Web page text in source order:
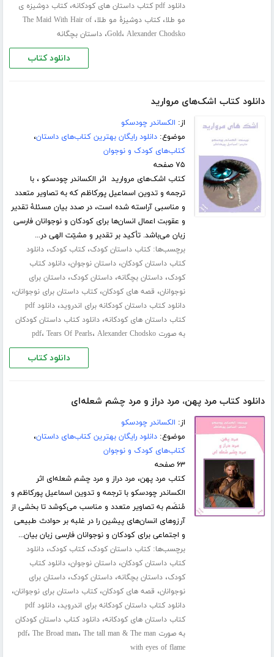
دانلود pdf کتاب داستان های کودکانه ،کتاب دوشیزه ی
مو طلا،کتاب دوشیزۀ مو طلا،The Maid With Hair of
Gold، Alexander Chodsko ،داستان بچگانه
دانلود کتاب
دانلود کتاب اشک‌های مروارید
از: الکساندر چودسکو
موضوع:دانلود رایگان بهترین کتاب‌های داستان،
کتاب‌های کودک و نوجوان
۷۵ صفحه
کتاب اشک‌های مروارید اثر الکساندر چودسکو ، با
ترجمه و تدوین اسماعیل پورکاظم که به تصاویر متعدد
و مناسبی آراسته شده است، در صدد بیان مسئلۀ تقدیر
و عقوبت اعمال انسان‌ها برای کودکان و نوجوانان فارسی
زبان می‌باشد. تأکید بر تقدیر و مشیّت الهی در...
برچسب‌ها:کتاب داستان کودک،کتاب کودک،دانلود
کتاب داستان کودکان،داستان نوجوان،دانلود کتاب
کودک،داستان بچگانه،داستان کودک،داستان برای
نوجوانان، قصه های کودکان،کتاب داستان برای نوجوانان،
دانلود کتاب داستان کودکانه برای اندروید،
دانلود pdf
کتاب داستان های کودکانه،دانلود کتاب داستان کودکان
به صورت pdf
، Tears Of Pearls، Alexander Chodsko
دانلود کتاب
دانلود کتاب مرد پهن، مرد دراز و مرد چشم شعله‌ای
از: الکساندر چودسکو
موضوع:دانلود رایگان بهترین کتاب‌های داستان،
کتاب‌های کودک و نوجوان
۶۳ صفحه
کتاب مرد پهن، مرد دراز و مرد چشم شعله‌ای اثر
الکساندر چودسکو با ترجمه و تدوین اسماعیل پورکاظم و
مُنضَم به تصاویر متعدد و مناسب می‌کوشد تا بخشی از
آرزوهای انسان‌های پیشین را در غلبه بر حوادث طبیعی
و اجتماعی برای کودکان و نوجوانان فارسی زبان بیان...
برچسب‌ها:کتاب داستان کودک،کتاب کودک،دانلود
کتاب داستان کودکان،داستان نوجوان،دانلود کتاب
کودک،داستان بچگانه،داستان کودک،داستان برای
نوجوانان، قصه های کودکان،کتاب داستان برای نوجوانان،
دانلود کتاب داستان کودکانه برای اندروید،
دانلود pdf
کتاب داستان های کودکانه،دانلود کتاب داستان کودکان
به صورت pdf
، The Broad man، The tall man & The man
with eyes of flame